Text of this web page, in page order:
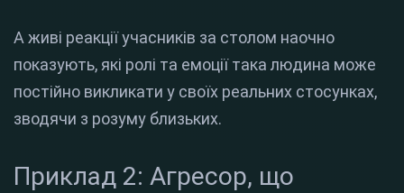
А живі реакції учасників за столом наочно
показують, які ролі та емоції така людина може
постійно викликати у своїх реальних стосунках,
зводячи з розуму близьких.
Приклад 2: Агресор, що